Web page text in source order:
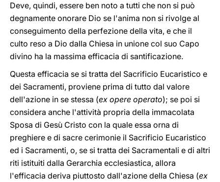
Deve, quindi, essere ben noto a tutti che non si può
degnamente onorare Dio se l'anima non si rivolge al
conseguimento della perfezione della vita, e che il
culto reso a Dio dalla Chiesa in unione col suo Capo
divino ha la massima efficacia di santificazione.
Questa efficacia se si tratta del Sacrificio Eucaristico e
dei Sacramenti, proviene prima di tutto dal valore
dell'azione in se stessa (ex opere operato); se poi si
considera anche l'attività propria della immacolata
Sposa di Gesù Cristo con la quale essa orna di
preghiere e di sacre cerimonie il Sacrificio Eucaristico
ed i Sacramenti, o, se si tratta dei Sacramentali e di altri
riti istituiti dalla Gerarchia ecclesiastica, allora
l'efficacia deriva piuttosto dall'azione della Chiesa (ex